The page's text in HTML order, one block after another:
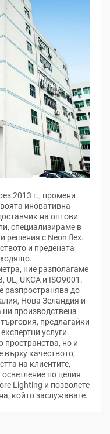
2013 г., промени
иновативна
на оптови
специализираме в
решения с Neon flex.
и предената
ние разполагаме
UL, UKCA и ISO9001.
разпространява до
Нова Зеландия и
производствена
предлагайки
услуги.
пространства, но и
качеството,
на клиентите,
по целия
Lighting и позволете
който заслужавате.